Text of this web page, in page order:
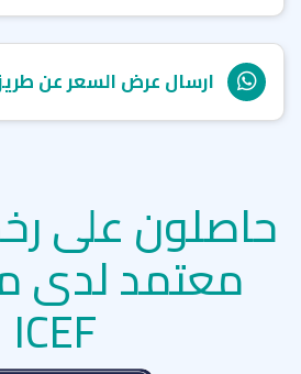
ارسال عرض السعر عن
حاصلون على
معتمد
ICEF